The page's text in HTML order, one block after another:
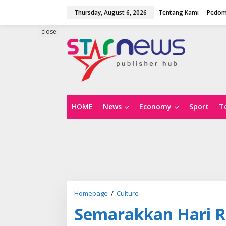
Thursday, August 6, 2026 Tentang Kami
HOME News Economy Sport
close
Homepage / Culture
m
a
Semarakkan Hari